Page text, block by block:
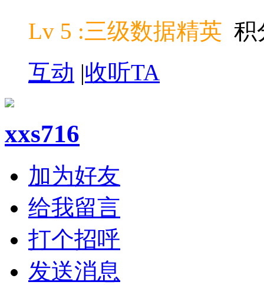
Lv 5 :三级数据精英 积
互动 |收听TA
xxs716
加为好友
给我留言
打个招呼
发送消息